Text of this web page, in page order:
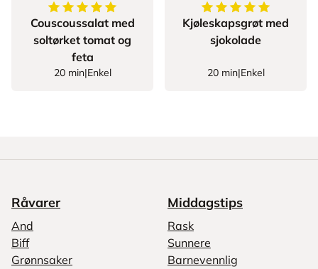
5av5stjerner
Couscoussalat med
soltørket tomat og
feta
20 min|Enkel
5av5stjerner
Kjøleskapsgrøt med
sjokolade
20 min|Enkel
Råvarer
And
Biff
Grønnsaker
Middagstips
Rask
Sunnere
Barnevennlig